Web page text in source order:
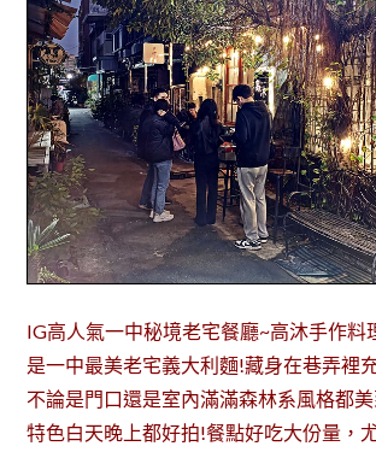
IG高人氣一中秘境老宅餐廳~高沐手作料
是一中最美老宅義大利麵!藏身在巷弄裡
不論是門口還是室內滿滿森林系風格都
特色白天晚上都好拍!餐點好吃大份量，